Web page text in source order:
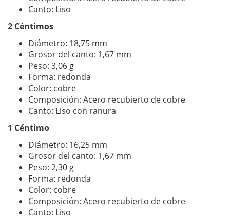
Canto: Liso
2 Céntimos
Diámetro: 18,75 mm
Grosor del canto: 1,67 mm
Peso: 3,06 g
Forma: redonda
Color: cobre
Composición: Acero recubierto de cobre
Canto: Liso con ranura
1 Céntimo
Diámetro: 16,25 mm
Grosor del canto: 1,67 mm
Peso: 2,30 g
Forma: redonda
Color: cobre
Composición: Acero recubierto de cobre
Canto: Liso